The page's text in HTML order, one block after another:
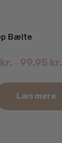
Bælte
kr. – 99.95 kr.
Læs mere